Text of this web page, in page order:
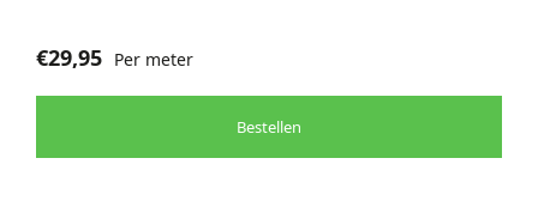
€29,95 Per meter
Bestellen